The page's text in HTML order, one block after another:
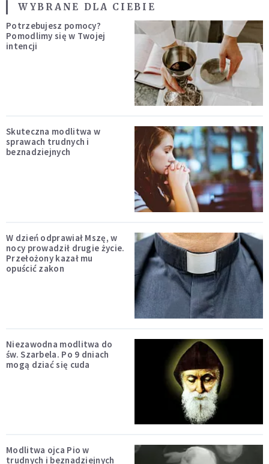
WYBRANE DLA CIEBIE
Potrzebujesz pomocy?
Pomodlimy się w Twojej
intencji
Skuteczna modlitwa w
sprawach trudnych i
beznadziejnych
W dzień odprawiał Mszę, w
nocy prowadził drugie życie.
Przełożony kazał mu
opuścić zakon
Niezawodna modlitwa do
św. Szarbela. Po 9 dniach
mogą dziać się cuda
Modlitwa ojca Pio w
trudnych i beznadziejnych